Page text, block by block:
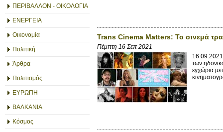
ΠΕΡΙΒΑΛΛΟΝ - ΟΙΚΟΛΟΓΙΑ
ΕΝΕΡΓΕΙΑ
Οικονομία
Πολιτική
Άρθρα
Πολιτισμός
ΕΥΡΩΠΗ
ΒΑΛΚΑΝΙΑ
Κόσμος
Trans Cinema Matters: Το σινεμά
Πέμπτη 16 Σεπ 2021
16.09.2021
των
εγχώρια